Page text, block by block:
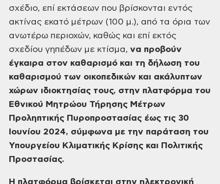
σχέδιο, επί εκτάσεων που βρίσκονται εντός
ακτίνας εκατό μέτρων (100 μ.), από τα όρια των
ανωτέρω περιοχών, καθώς και επί εκτός
σχεδίου γηπέδων με κτίσμα, να προβούν
έγκαιρα στον καθαρισμό και τη δήλωση του
καθαρισμού των οικοπεδικών και ακάλυπτων
χώρων ιδιοκτησίας τους, στην πλατφόρμα του
Εθνικού Μητρώου Τήρησης Μέτρων
Προληπτικής Πυροπροστασίας έως τις 30
Ιουνίου 2024, σύμφωνα με την παράταση του
Υπουργείου Κλιματικής Κρίσης και Πολιτικής
Προστασίας.
Η πλατφόρμα βρίσκεται στην ηλεκτρονική